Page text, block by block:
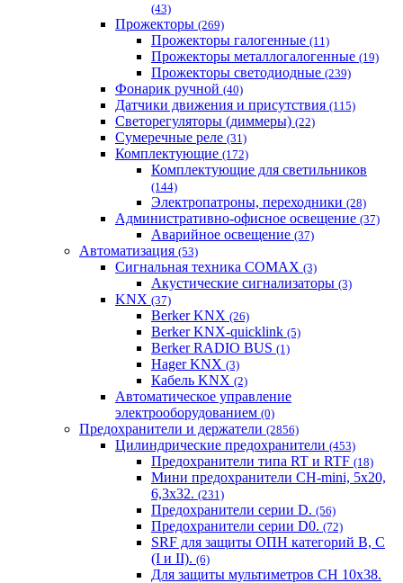
(43)
Прожекторы (269)
Прожекторы галогенные (11)
Прожекторы металлогалогенные (19)
Прожекторы светодиодные (239)
Фонарик ручной (40)
Датчики движения и присутствия (115)
Светорегуляторы (диммеры) (22)
Сумеречные реле (31)
Комплектующие (172)
Комплектующие для светильников
(144)
Электропатроны, переходники (28)
Административно-офисное освещение (37)
Аварийное освещение (37)
Автоматизация (53)
Сигнальная техника COMAX (3)
Акустические сигнализаторы (3)
KNX (37)
Berker KNX (26)
Berker KNX-quicklink (5)
Berker RADIO BUS (1)
Hager KNX (3)
Кабель KNX (2)
Автоматическое управление
электрооборудованием (0)
Предохранители и держатели (2856)
Цилиндрические предохранители (453)
Предохранители типа RT и RTF (18)
Мини предохранители CH-mini, 5x20,
6,3x32. (231)
Предохранители серии D. (56)
Предохранители серии D0. (72)
SRF для защиты ОПН категорий B, C
(I и II). (6)
Для защиты мультиметров CH 10х38.